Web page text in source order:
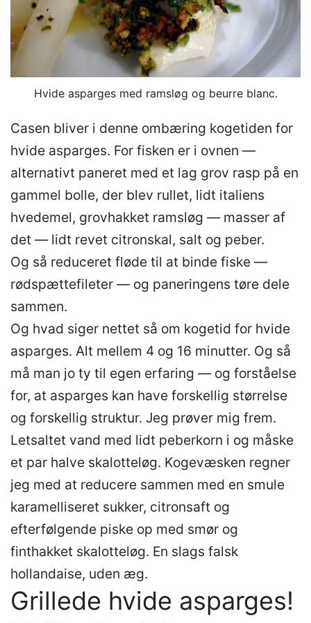
Hvide asparges med ramsløg og beurre blanc.
Casen bliver i denne ombæring kogetiden for
hvide asparges. For fisken er i ovnen —
alternativt paneret med et lag grov rasp på en
gammel bolle, der blev rullet, lidt italiens
hvedemel, grovhakket ramsløg — masser af
det — lidt revet citronskal, salt og peber.
Og så reduceret fløde til at binde fiske —
rødspættefileter — og paneringens tøre dele
sammen.
Og hvad siger nettet så om kogetid for hvide
asparges. Alt mellem 4 og 16 minutter. Og så
må man jo ty til egen erfaring — og forståelse
for, at asparges kan have forskellig størrelse
og forskellig struktur. Jeg prøver mig frem.
Letsaltet vand med lidt peberkorn i og måske
et par halve skalotteløg. Kogevæsken regner
jeg med at reducere sammen med en smule
karamelliseret sukker, citronsaft og
efterfølgende piske op med smør og
finthakket skalotteløg. En slags falsk
hollandaise, uden æg.
Grillede hvide asparges!